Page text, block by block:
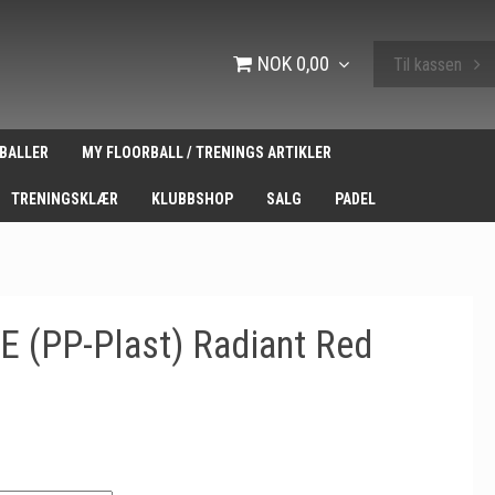
NOK 0,00 Til kassen
MY FLOORBALL / TRENINGS ARTIKLER
TRENINGSKLÆR KLUBBSHOP SALG PADEL
(PP-Plast) Radiant Red